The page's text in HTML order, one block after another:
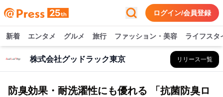
ログイン/会員登録
新着 エンタメ グルメ 旅行 ファッション・美容 ライフスタ
株式会社グッドラック東京 リリース一覧
防臭効果・耐洗濯性にも優れる 「抗菌防臭ロ